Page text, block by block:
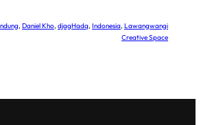
, Daniel Kho, djagHadq, Indonesia, Lawangwangi
Creative Space